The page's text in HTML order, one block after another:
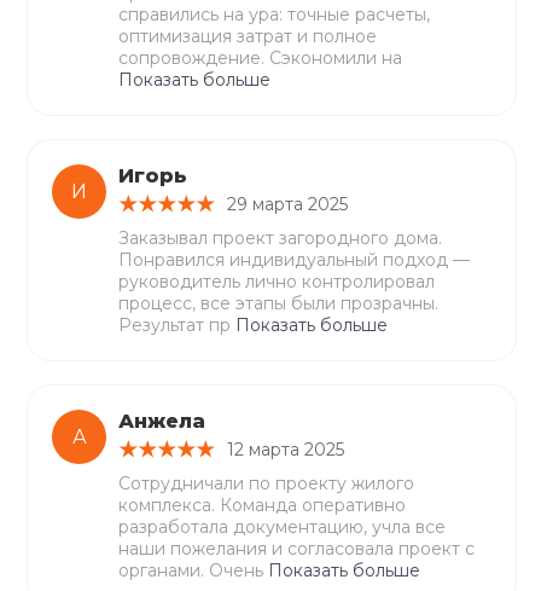
справились на ура: точные расчеты,
оптимизация затрат и полное
сопровождение. Сэкономили на
Показать больше
И
Игорь
29 марта 2025
Заказывал проект загородного дома.
Понравился индивидуальный подход —
руководитель лично контролировал
процесс, все этапы были прозрачны.
Результат пр Показать больше
А
Анжела
12 марта 2025
Сотрудничали по проекту жилого
комплекса. Команда оперативно
разработала документацию, учла все
наши пожелания и согласовала проект с
органами. Очень Показать больше